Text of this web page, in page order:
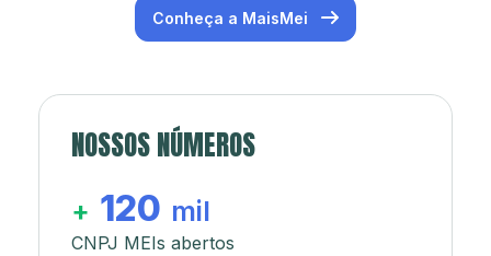
Conheça a MaisMei
NOSSOS NÚMEROS
+ 120 mil
CNPJ MEIs abertos